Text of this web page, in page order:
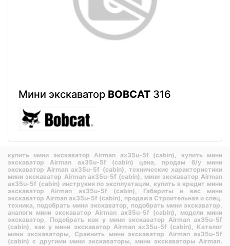
Мини экскаватор BOBCAT 316
купить мини экскаватор Airman ax35u-5f (cabin), купить мини
экскаватор Airman ax35u-5f (cabin) цена, продам б/у мини
экскаватор Airman ax35u-5f (cabin), технические характеристики
мини экскаватор Airman ax35u-5f (cabin), мини экскаватор Airman
ax35u-5f (cabin) инструкия по эксплуатации, купить в кредит мини
экскаватор Airman ax35u-5f (cabin), Габариты и вес мини
экскаватор Airman ax35u-5f (cabin), продажа Строительная и спец.
техника, подобрать мини экскаватор, подобрать мини экскаватор,
аналоги мини экскаватор Airman ax35u-5f (cabin), модели мини
экскаватор, Подобрать как у мини экскаватор Airman ax35u-5f
(cabin), как у мини экскаватор Airman ax35u-5f (cabin), Каталог
мини экскаваторы, Сравнить мини экскаватор Airman ax35u-5f
(cabin) с другими мини экскаваторы, мини экскаваторы Airman.